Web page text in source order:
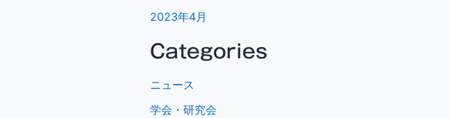
2023年4月
Categories
ニュース
学会・研究会